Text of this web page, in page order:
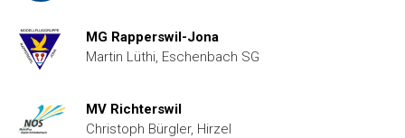
MG Rapperswil-Jona
Martin Lüthi, Eschenbach SG
MV Richterswil
Christoph Bürgler, Hirzel